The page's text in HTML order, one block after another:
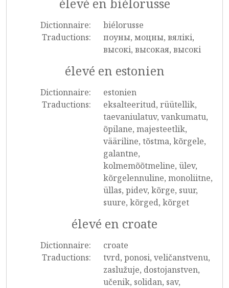
élevé en biélorusse
Dictionnaire:
biélorusse
Traductions:
поуны, моцны, вялiкi,
высокi, высокая, высокі
élevé en estonien
Dictionnaire:
estonien
Traductions:
eksalteeritud, rüütellik,
taevaniulatuv, vankumatu,
õpilane, majesteetlik,
vääriline, tõstma, kõrgele,
galantne,
kolmemõõtmeline, ülev,
kõrgelennuline, monoliitne,
üllas, pidev, kõrge, suur,
suure, kõrged, kõrget
élevé en croate
Dictionnaire:
croate
Traductions:
tvrd, ponosi, veličanstvenu,
zaslužuje, dostojanstven,
učenik, solidan, sav,